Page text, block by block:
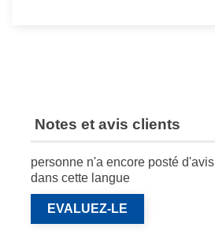
Notes et avis clients
personne n'a encore posté d'avis
dans cette langue
EVALUEZ-LE